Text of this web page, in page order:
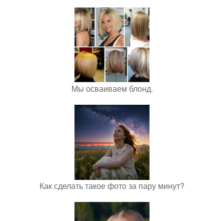
Мы осваиваем блонд.
Как сделать такое фото за пару минут?